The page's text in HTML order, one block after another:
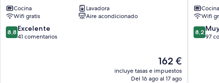
Apartments
Eixample
Cocina
Lavadora
Wifi gratis
Aire acondicionado
8.8
sobre
8,8 Excelente
41 comentarios
El
precio
actual
162 €
incluye tasas e impuestos
Del 16 ago al 17 ago
Cocina
Wifi
8.2
sobre
8,2
97